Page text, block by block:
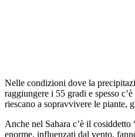
Nelle condizioni dove la
raggiungere i 55 gradi e spesso
riescano a sopravvivere le piante,
Anche nel Sahara c’è il
enorme, influenzati dal vento,